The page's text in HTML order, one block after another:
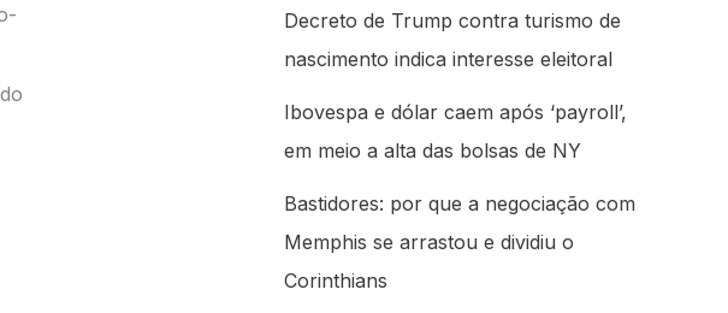
Decreto de Trump contra turismo de
nascimento indica interesse eleitoral
Ibovespa e dólar caem após ‘payroll’,
em meio a alta das bolsas de NY
Bastidores: por que a negociação com
Memphis se arrastou e dividiu o
Corinthians